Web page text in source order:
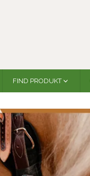
FIND PRODUKT